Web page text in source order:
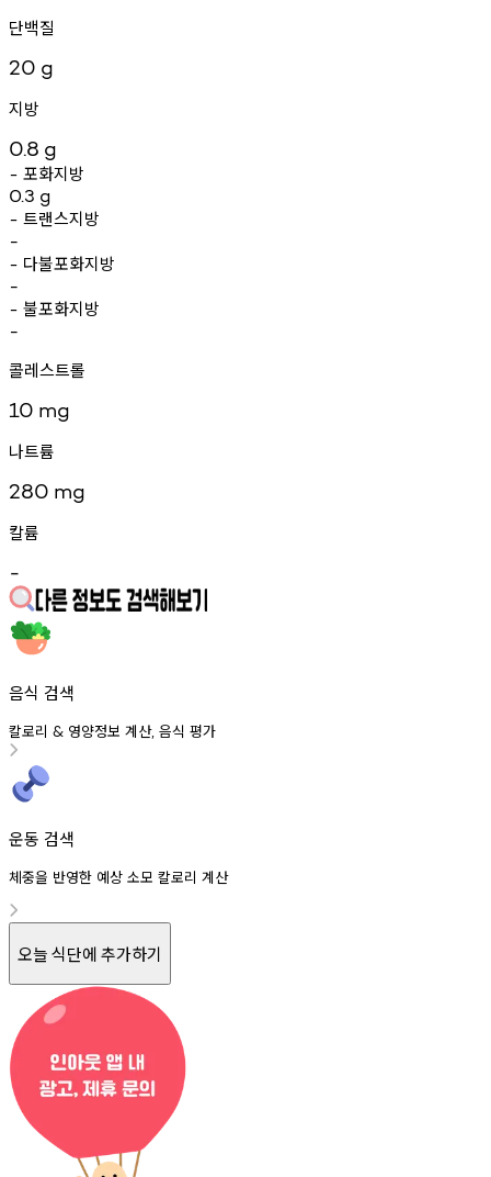
단백질
20 g
지방
0.8 g
- 포화지방
0.3 g
- 트랜스지방
-
- 다불포화지방
-
- 불포화지방
-
콜레스트롤
10 mg
나트륨
280 mg
칼륨
-
음식 검색
칼로리 & 영양정보 계산, 음식 평가
운동 검색
체중을 반영한 예상 소모 칼로리 계산
오늘 식단에 추가하기